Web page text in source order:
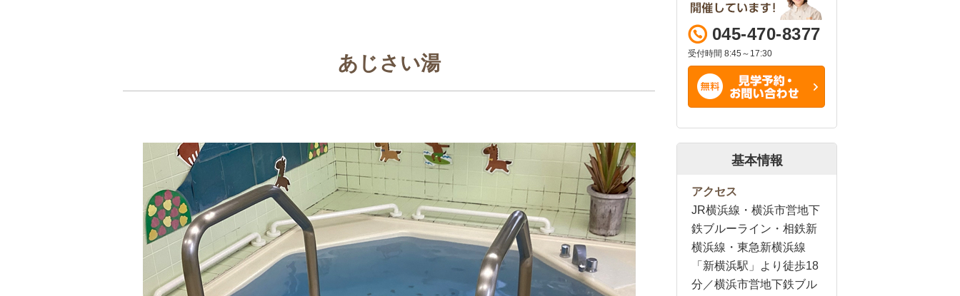
あじさい湯
045-470-8377
受付時間 8:45～17:30
基本情報
アクセス
JR横浜線・横浜市営地下
鉄ブルーライン・相鉄新
横浜線・東急新横浜線
「新横浜駅」より徒歩18
分／横浜市営地下鉄ブル